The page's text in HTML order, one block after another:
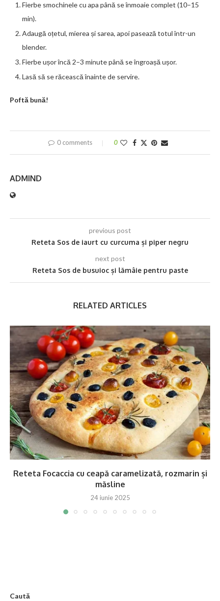
Fierbe smochinele cu apa până se înmoaie complet (10–15
min).
Adaugă oțetul, mierea și sarea, apoi pasează totul într-un
blender.
Fierbe ușor încă 2–3 minute până se îngroașă ușor.
Lasă să se răcească înainte de servire.
Poftă bună!
0 comments 0
ADMIND
previous post
Reteta Sos de iaurt cu curcuma și piper negru
next post
Reteta Sos de busuioc și lămâie pentru paste
RELATED ARTICLES
Reteta Focaccia cu ceapă caramelizată, rozmarin și
măsline
24 iunie 2025
Caută